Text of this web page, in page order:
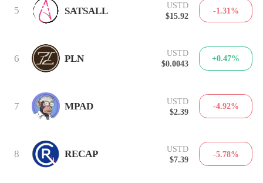
5 SATSALL
USTD
$15.92
-1.31%
6 PLN
USTD
$0.0043
+0.47%
7 MPAD
USTD
$2.39
-4.92%
8 RECAP
USTD
$7.39
-5.78%